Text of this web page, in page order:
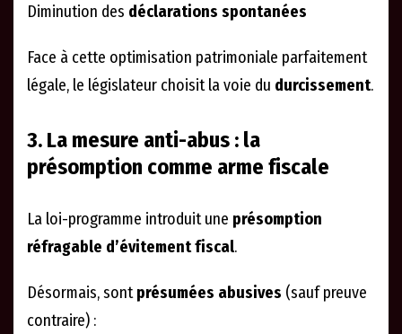
Diminution des déclarations spontanées
Face à cette optimisation patrimoniale parfaitement
légale, le législateur choisit la voie du durcissement.
3. La mesure anti-abus : la
présomption comme arme fiscale
La loi-programme introduit une présomption
réfragable d’évitement fiscal.
Désormais, sontprésumées abusives (sauf preuve
contraire) :